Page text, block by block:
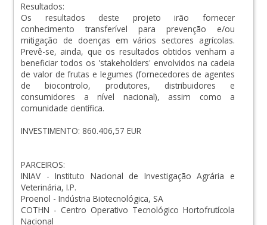
Resultados:
Os resultados deste projeto irão fornecer
conhecimento transferível para prevenção e/ou
mitigação de doenças em vários sectores agrícolas.
Prevê-se, ainda, que os resultados obtidos venham a
beneficiar todos os 'stakeholders' envolvidos na cadeia
de valor de frutas e legumes (fornecedores de agentes
de biocontrolo, produtores, distribuidores e
consumidores a nível nacional), assim como a
comunidade científica.
INVESTIMENTO: 860.406,57 EUR
PARCEIROS:
INIAV - Instituto Nacional de Investigação Agrária e
Veterinária, I.P.
Proenol - Indústria Biotecnológica, SA
COTHN - Centro Operativo Tecnológico Hortofrutícola
Nacional